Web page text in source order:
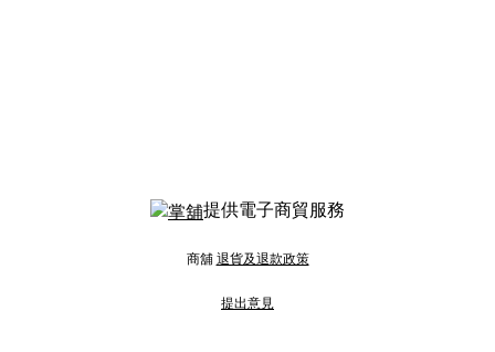
提供電子商貿服務
商舖 退貨及退款政策
提出意見